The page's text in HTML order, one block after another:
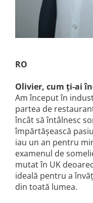
Grup FRESCOBALDI
DEMETER
Vinuri SPANIA
Vinuri SPECIALE
Domeniile Prince MATEI
Domeniile SÂMBUREȘTI
FAUTOR Winery
PRIMUL
Domeniile PANCIU
RO
Olivier, cum ți-ai
Am început în
partea de
încât să întâlnesc
împărtășească
iau un an pentru
examenul de
mutat în UK
ideală pentru a
din toată lumea.